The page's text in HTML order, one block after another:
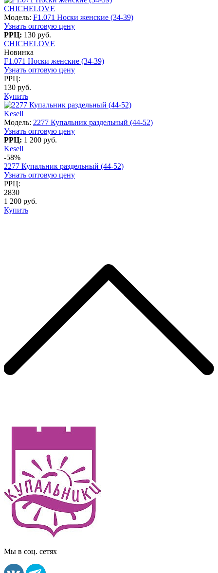
CHICHELOVE
Модель: F1.071 Носки женские (34-39)
Узнать оптовую цену
РРЦ: 130 руб.
CHICHELOVE
Новинка
F1.071 Носки женские (34-39)
Узнать оптовую цену
РРЦ:
130 руб.
Купить
Kesell
Модель: 2277 Купальник раздельный (44-52)
Узнать оптовую цену
РРЦ: 1 200 руб.
Kesell
-58%
2277 Купальник раздельный (44-52)
Узнать оптовую цену
РРЦ:
2830
1 200 руб.
Купить
Мы в соц. сетях